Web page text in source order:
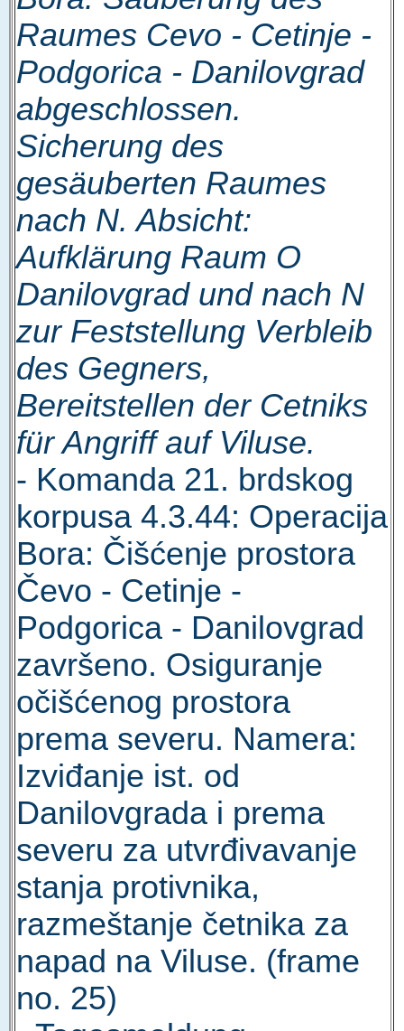
Raumes Cevo - Cetinje -
Podgorica - Danilovgrad
abgeschlossen.
Sicherung des
gesäuberten Raumes
nach N. Absicht:
Aufklärung Raum O
Danilovgrad und nach N
zur Feststellung Verbleib
des Gegners,
Bereitstellen der Cetniks
für Angriff auf Viluse.
- Komanda 21. brdskog
korpusa 4.3.44: Operacija
Bora: Čišćenje prostora
Čevo - Cetinje -
Podgorica - Danilovgrad
završeno. Osiguranje
očišćenog prostora
prema severu. Namera:
Izviđanje ist. od
Danilovgrada i prema
severu za utvrđivavanje
stanja protivnika,
razmeštanje četnika za
napad na Viluse. (frame
no. 25)